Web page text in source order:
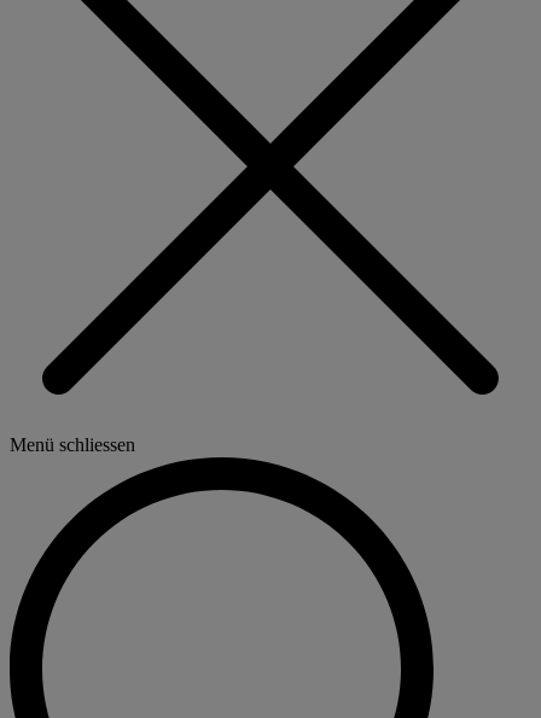
Menü schliessen